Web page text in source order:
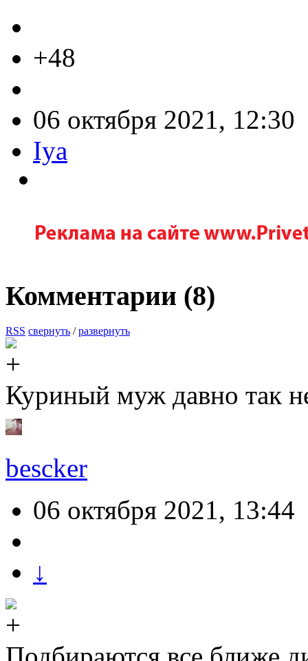
+48
06 октября 2021, 12:30
Iya
Комментарии (8)
RSS свернуть /развернуть
Куриный муж давно так
bescker
06 октября 2021, 13:44
↓